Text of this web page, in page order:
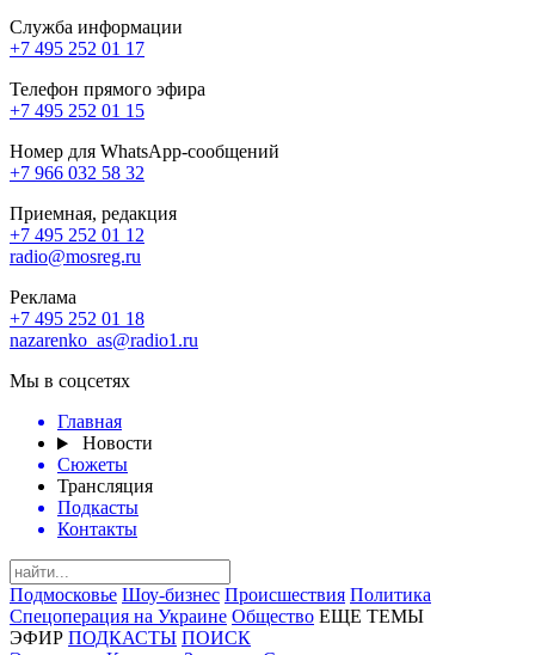
Служба информации
+7 495 252 01 17
Телефон прямого эфира
+7 495 252 01 15
Номер для WhatsApp-сообщений
+7 966 032 58 32
Приемная, редакция
+7 495 252 01 12
radio@mosreg.ru
Реклама
+7 495 252 01 18
nazarenko_as@radio1.ru
Мы в соцсетях
Главная
Новости
Сюжеты
Трансляция
Подкасты
Контакты
Подмосковье Шоу-бизнес Происшествия Политика
Спецоперация на Украине Общество ЕЩЕ ТЕМЫ
ЭФИР ПОДКАСТЫ ПОИСК